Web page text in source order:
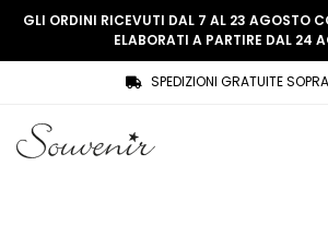
SHOP
Souvenir Privée
COLLEZIONE
THREE WOMEN, ONE MEMORY
GLI ORDINI RICEVUTI DAL 7 AL 23 AGOSTO
ELABORATI A PARTIRE DAL 24
SPEDIZIONI GRATUITE